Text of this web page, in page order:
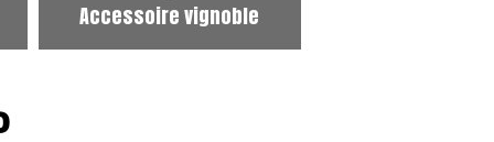
Accessoire vignoble